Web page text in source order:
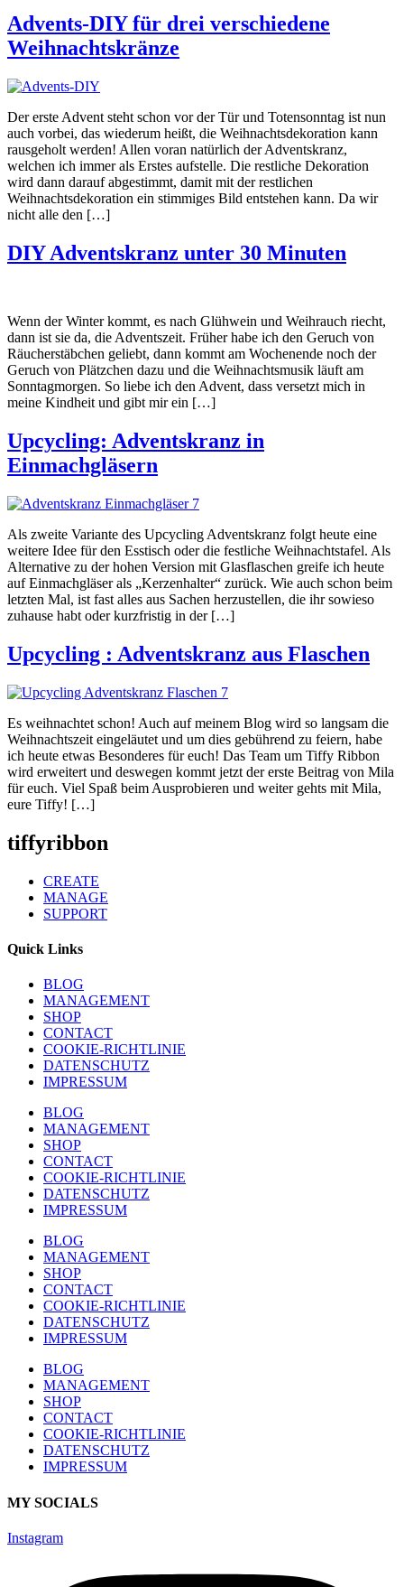
Advents-DIY für drei verschiedene
Weihnachtskränze
Der erste Advent steht schon vor der Tür und Totensonntag ist nun
auch vorbei, das wiederum heißt, die Weihnachtsdekoration kann
rausgeholt werden! Allen voran natürlich der Adventskranz,
welchen ich immer als Erstes aufstelle. Die restliche Dekoration
wird dann darauf abgestimmt, damit mit der restlichen
Weihnachtsdekoration ein stimmiges Bild entstehen kann. Da wir
nicht alle den […]
DIY Adventskranz unter 30 Minuten
Wenn der Winter kommt, es nach Glühwein und Weihrauch riecht,
dann ist sie da, die Adventszeit. Früher habe ich den Geruch von
Räucherstäbchen geliebt, dann kommt am Wochenende noch der
Geruch von Plätzchen dazu und die Weihnachtsmusik läuft am
Sonntagmorgen. So liebe ich den Advent, dass versetzt mich in
meine Kindheit und gibt mir ein […]
Upcycling: Adventskranz in
Einmachgläsern
Als zweite Variante des Upcycling Adventskranz folgt heute eine
weitere Idee für den Esstisch oder die festliche Weihnachtstafel. Als
Alternative zu der hohen Version mit Glasflaschen greife ich heute
auf Einmachgläser als „Kerzenhalter“ zurück. Wie auch schon beim
letzten Mal, ist fast alles aus Sachen herzustellen, die ihr sowieso
zuhause habt oder kurzfristig in der […]
Upcycling : Adventskranz aus Flaschen
Es weihnachtet schon! Auch auf meinem Blog wird so langsam die
Weihnachtszeit eingeläutet und um dies gebührend zu feiern, habe
ich heute etwas Besonderes für euch! Das Team um Tiffy Ribbon
wird erweitert und deswegen kommt jetzt der erste Beitrag von Mila
für euch. Viel Spaß beim Ausprobieren und weiter gehts mit Mila,
eure Tiffy! […]
tiffyribbon
CREATE
MANAGE
SUPPORT
Quick Links
BLOG
MANAGEMENT
SHOP
CONTACT
COOKIE-RICHTLINIE
DATENSCHUTZ
IMPRESSUM
BLOG
MANAGEMENT
SHOP
CONTACT
COOKIE-RICHTLINIE
DATENSCHUTZ
IMPRESSUM
BLOG
MANAGEMENT
SHOP
CONTACT
COOKIE-RICHTLINIE
DATENSCHUTZ
IMPRESSUM
BLOG
MANAGEMENT
SHOP
CONTACT
COOKIE-RICHTLINIE
DATENSCHUTZ
IMPRESSUM
MY SOCIALS
Instagram